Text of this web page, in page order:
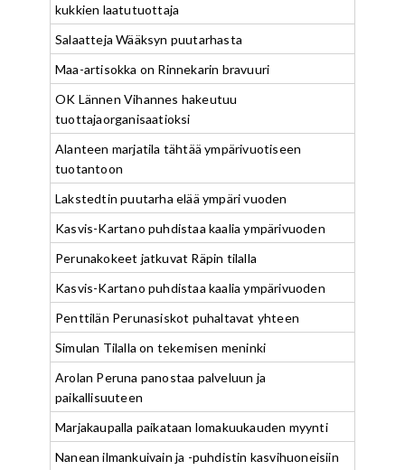
kukkien laatutuottaja
Salaatteja Wääksyn puutarhasta
Maa-artisokka on Rinnekarin bravuuri
OK Lännen Vihannes hakeutuu
tuottajaorganisaatioksi
Alanteen marjatila tähtää ympärivuotiseen
tuotantoon
Lakstedtin puutarha elää ympäri vuoden
Kasvis-Kartano puhdistaa kaalia ympärivuoden
Perunakokeet jatkuvat Räpin tilalla
Kasvis-Kartano puhdistaa kaalia ympärivuoden
Penttilän Perunasiskot puhaltavat yhteen
Simulan Tilalla on tekemisen meninki
Arolan Peruna panostaa palveluun ja
paikallisuuteen
Marjakaupalla paikataan lomakuukauden myynti
Nanean ilmankuivain ja -puhdistin kasvihuoneisiin